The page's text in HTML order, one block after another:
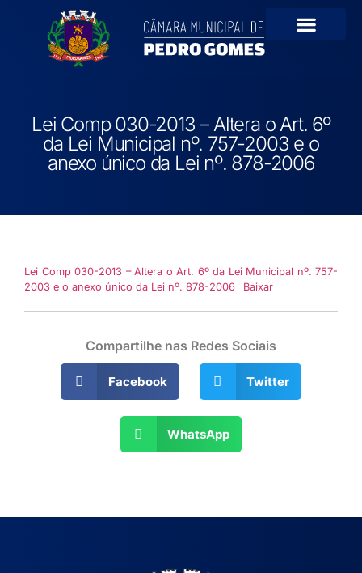
Lei Comp 030-2013 – Altera o Art. 6º
da Lei Municipal nº. 757-2003 e o
anexo único da Lei nº. 878-2006
Lei Comp 030-2013 – Altera o Art. 6º da Lei Municipal nº. 757-
2003 e o anexo único da Lei nº. 878-2006
Baixar
Compartilhe nas Redes Sociais
Facebook Twitter
WhatsApp